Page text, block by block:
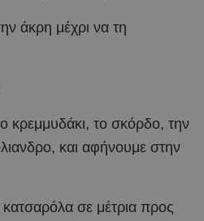
άκρη μέχρι να τη
κρεμμυδάκι, το σκόρδο, την
και αφήνουμε στην
σε μέτρια προς